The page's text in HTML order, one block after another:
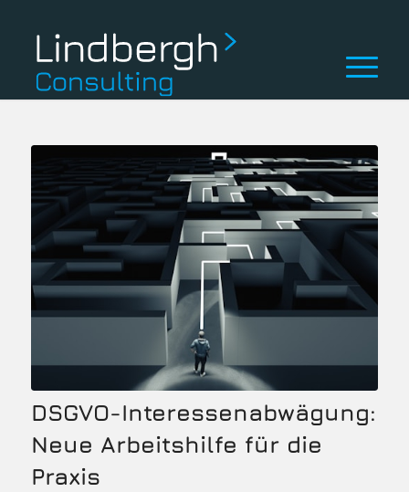
DSGVO-Interessenabwägung:
Neue Arbeitshilfe für die
Praxis